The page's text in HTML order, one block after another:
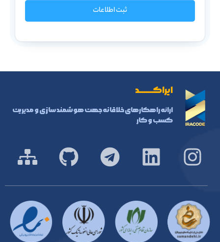
ثبت اطلاعات
ایراکـــــــد
ارائه راهکارهای خلاقانه جهت هوشمند سازی و مدیریت
کسب و کار